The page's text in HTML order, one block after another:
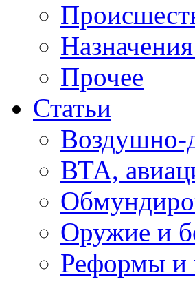
Прочее
Статьи
Воздушно-
ВТА,
Оружие и
Реформы и